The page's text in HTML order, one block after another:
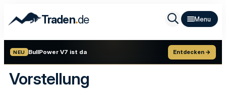
Traden.de
NEU BullPower V7 ist da Entdecken →
Vorstellung